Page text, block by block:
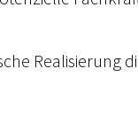
Realisierung